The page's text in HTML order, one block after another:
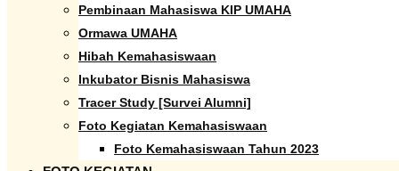
Pembinaan Mahasiswa KIP UMAHA
Ormawa UMAHA
Hibah Kemahasiswaan
Inkubator Bisnis Mahasiswa
Tracer Study [Survei Alumni]
Foto Kegiatan Kemahasiswaan
Foto Kemahasiswaan Tahun 2023